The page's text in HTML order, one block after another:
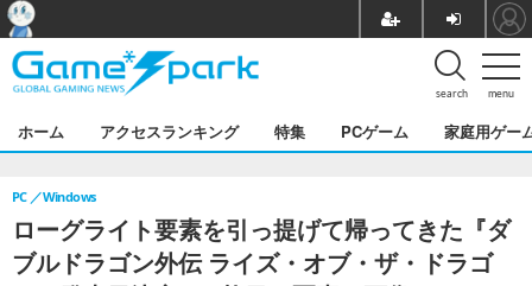
menu
search
ホーム アクセスランキング 特集 PCゲーム 家庭用ゲー
ローグライト要素を引っ提げて帰ってきた『ダ
ブルドラゴン外伝 ライズ・オブ・ザ・ドラゴ
PC Windows